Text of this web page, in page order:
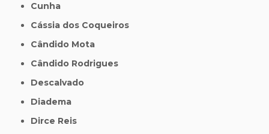
Cunha
Cássia dos Coqueiros
Cândido Mota
Cândido Rodrigues
Descalvado
Diadema
Dirce Reis